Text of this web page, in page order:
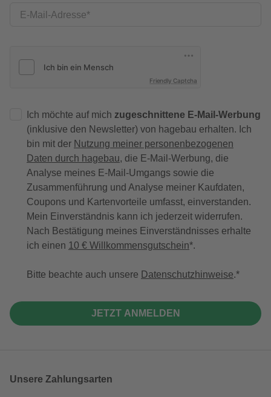
E-Mail-Adresse
Friendly Captcha
Ich möchte auf mich zugeschnittene E-Mail-Werbung
(inklusive den Newsletter) von hagebau erhalten. Ich
bin mit der Nutzung meiner personenbezogenen
Daten durch hagebau, die E-Mail-Werbung, die
Analyse meines E-Mail-Umgangs sowie die
Zusammenführung und Analyse meiner Kaufdaten,
Coupons und Kartenvorteile umfasst, einverstanden.
Mein Einverständnis kann ich jederzeit widerrufen.
Nach Bestätigung meines Einverständnisses erhalte
ich einen 10 € Willkommensgutschein*.
Bitte beachte auch unsere Datenschutzhinweise.
JETZT ANMELDEN
Unsere Zahlungsarten